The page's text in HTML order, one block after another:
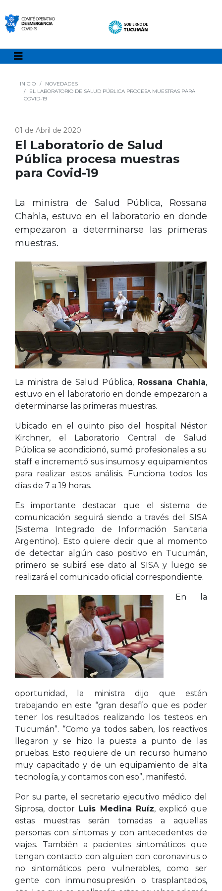
INICIO
NOVEDADES
EL LABORATORIO DE SALUD PÚBLICA PROCESA MUESTRAS PARA
COVID-19
01 de Abril de 2020
El Laboratorio de Salud
Pública procesa muestras
para Covid-19
La ministra de Salud Pública, Rossana
Chahla, estuvo en el laboratorio en donde
empezaron a determinarse las primeras
muestras.
La ministra de Salud Pública, Rossana Chahla,
estuvo en el laboratorio en donde empezaron a
determinarse las primeras muestras.
Ubicado en el quinto piso del hospital Néstor
Kirchner, el Laboratorio Central de Salud
Pública se acondicionó, sumó profesionales a su
staff e incrementó sus insumos y equipamientos
para realizar estos análisis. Funciona todos los
días de 7 a 19 horas.
Es importante destacar que el sistema de
comunicación seguirá siendo a través del SISA
(Sistema Integrado de Información Sanitaria
Argentino). Esto quiere decir que al momento
de detectar algún caso positivo en Tucumán,
primero se subirá ese dato al SISA y luego se
realizará el comunicado oficial correspondiente.
En la
oportunidad, la ministra dijo que están
trabajando en este “gran desafío que es poder
tener los resultados realizando los testeos en
Tucumán”. “Como ya todos saben, los reactivos
llegaron y se hizo la puesta a punto de las
pruebas. Esto requiere de un recurso humano
muy capacitado y de un equipamiento de alta
tecnología, y contamos con eso”, manifestó.
Por su parte, el secretario ejecutivo médico del
Siprosa, doctor Luis Medina Ruíz, explicó que
estas muestras serán tomadas a aquellas
personas con síntomas y con antecedentes de
viajes. También a pacientes sintomáticos que
tengan contacto con alguien con coronavirus o
no sintomáticos pero vulnerables, como ser
gente con inmunosupresión o trasplantados,